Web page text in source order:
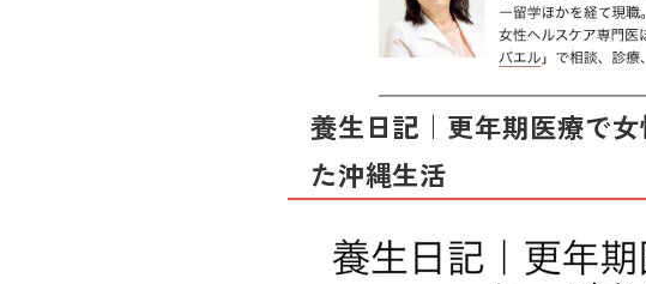
養生日記｜更年期医療で
た沖縄生活